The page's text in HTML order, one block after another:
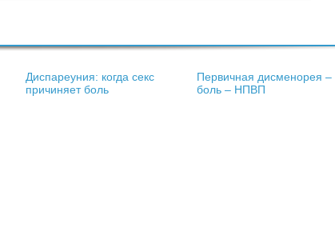
Диспареуния: когда секс
причиняет боль
Первичная дисменорея –
боль – НПВП